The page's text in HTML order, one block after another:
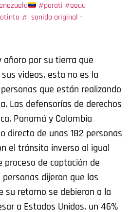
#parati #eeuu
♬ sonido original -
añoro por su tierra que
videos, esta no es la
que están realizando
Las defensorías de derechos
Panamá y Colombia
directo de unas 182 personas
el tránsito inverso al igual
de captación de
dijeron que las
su retorno se debieron a la
a Estados Unidos, un 46%